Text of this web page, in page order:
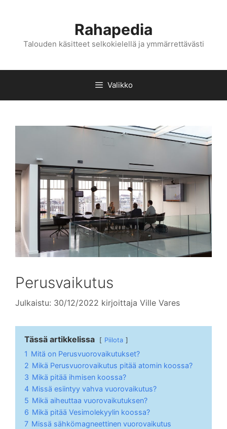
Rahapedia
Talouden käsitteet selkokielellä ja ymmärrettävästi
Valikko
Perusvaikutus
Julkaistu: 30/12/2022 kirjoittaja Ville Vares
Tässä artikkelissa Piilota
1 Mitä on Perusvuorovaikutukset?
2 Mikä Perusvuorovaikutus pitää atomin koossa?
3 Mikä pitää ihmisen koossa?
4 Missä esiintyy vahva vuorovaikutus?
5 Mikä aiheuttaa vuorovaikutuksen?
6 Mikä pitää Vesimolekyylin koossa?
7 Missä sähkömagneettinen vuorovaikutus